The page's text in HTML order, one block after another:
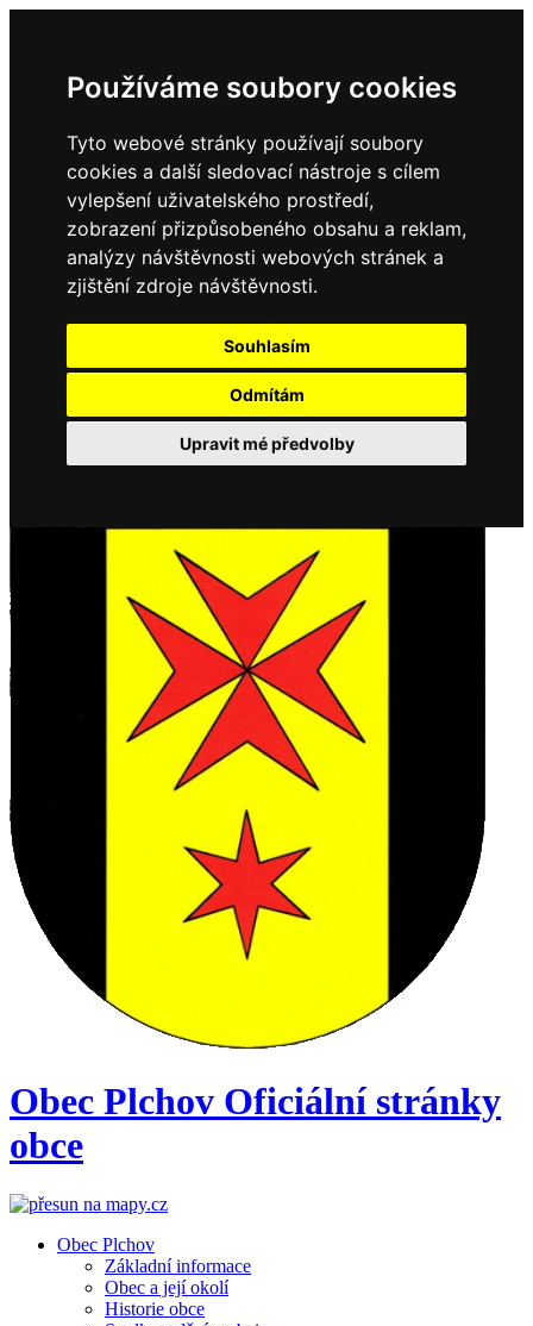
Používáme soubory cookies
Tyto webové stránky používají soubory
cookies a další sledovací nástroje s cílem
vylepšení uživatelského prostředí,
zobrazení přizpůsobeného obsahu a reklam,
analýzy návštěvnosti webových stránek a
zjištění zdroje návštěvnosti.
Souhlasím
Odmítám
Upravit mé předvolby
Obec Plchov Oficiální stránky
obce
Obec Plchov
Základní informace
Obec a její okolí
Historie obce